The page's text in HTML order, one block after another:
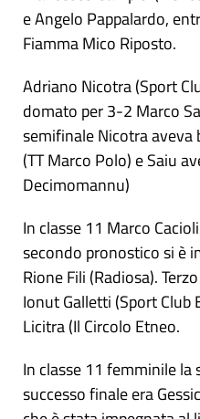
e Angelo Pappalardo,
Fiamma Mico Riposto.
Adriano Nicotra (Sport
domato per 3-2 Marco
semifinale Nicotra
(TT Marco Polo) e Saiu
Decimomannu)
In classe 11 Marco
secondo pronostico si è
Rione Fili (Radiosa).
Ionut Galletti (Sport Club
Licitra (Il Circolo Etneo.
In classe 11 femminile la
successo finale era